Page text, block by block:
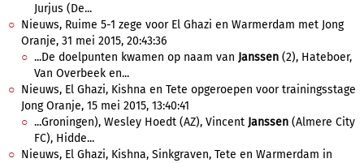
Jurjus (De...
Nieuws, Ruime 5-1 zege voor El Ghazi en Warmerdam met Jong
Oranje, 31 mei 2015, 20:43:36
...De doelpunten kwamen op naam van Janssen (2), Hateboer,
Van Overbeek en...
Nieuws, El Ghazi, Kishna en Tete opgeroepen voor trainingsstage
Jong Oranje, 15 mei 2015, 13:40:41
...Groningen), Wesley Hoedt (AZ), Vincent Janssen (Almere City
FC), Hidde...
Nieuws, El Ghazi, Kishna, Sinkgraven, Tete en Warmerdam in